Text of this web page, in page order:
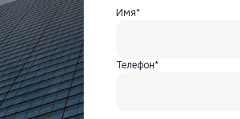
Имя*
Телефон*